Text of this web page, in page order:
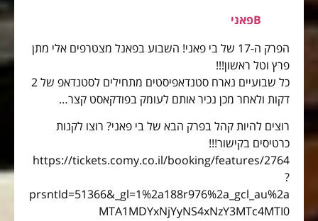
Bפאני
הפרק ה-17 של בי פאני! השבוע בפאנל מצטרפים אלי מתן
פרץ וטל ראשון!!!
כל שבועיים נארח סטנדאפיסטים מתחילים לסטנדאפ של 2
דקות ולאחר מכן נכיר אותם לעומק בפודקאסט קצר…
רוצים להיות קהל בפרק הבא של בי פאני? רוצו לקנות
כרטיסים בקישור!!!
https://tickets.comy.co.il/booking/features/2764
?
prsntId=51366&_gl=1%2a188r976%2a_gcl_au%2a
MTA1MDYxNjYyNS4xNzY3MTc4MTI0